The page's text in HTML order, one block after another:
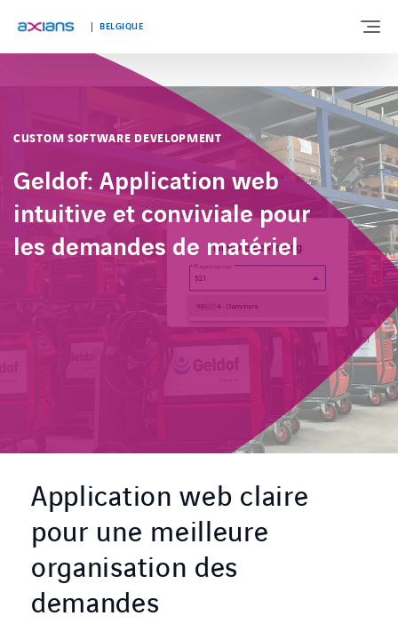
BELGIQUE
À PROPOS DE NOUS
NOTRE EXPERTISE
SEGMENTS DE MARCHÉ
TÉMOIGNAGES
TRAVAILLER CHEZ AXIANS
CONTACT
CUSTOM SOFTWARE DEVELOPMENT
Geldof: Application web
intuitive et conviviale pour
les demandes de matériel
Application web claire
pour une meilleure
organisation des
demandes